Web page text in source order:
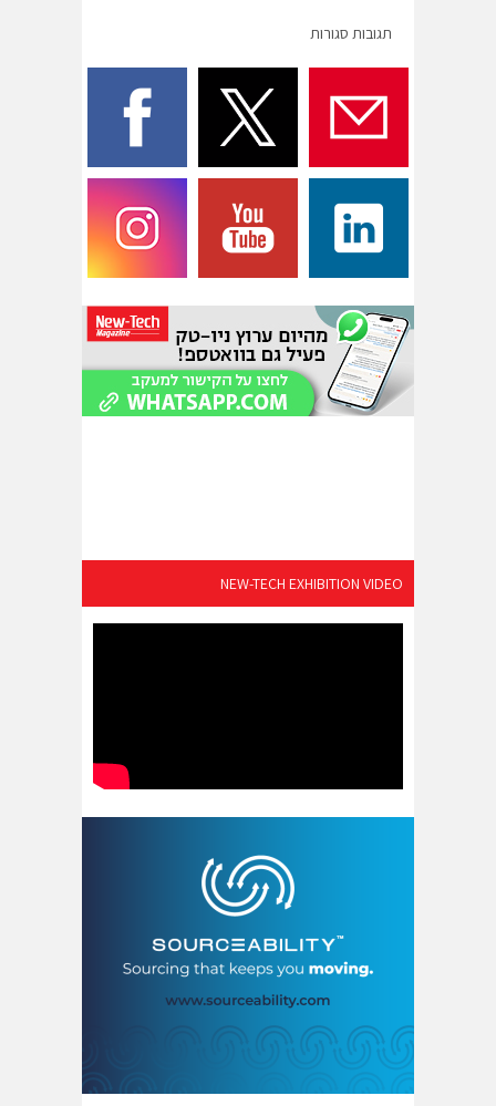
תגובות סגורות
NEW-TECH EXHIBITION VIDEO